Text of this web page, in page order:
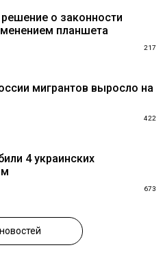
о законности
планшета
217
мигрантов выросло на
422
4 украинских
673